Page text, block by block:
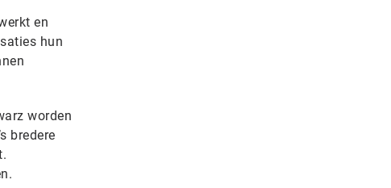
en
hun
worden
bredere